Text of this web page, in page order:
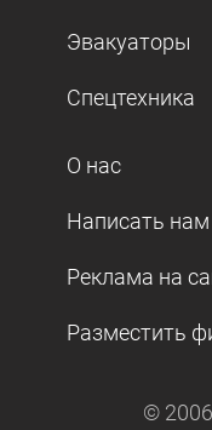
Эвакуаторы
Спецтехника
О нас
Написать нам
Реклама на
Разместить
©